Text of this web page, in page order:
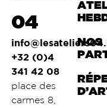
04
+32 (0)4
341 42 08
place des
carmes 8,
NOS